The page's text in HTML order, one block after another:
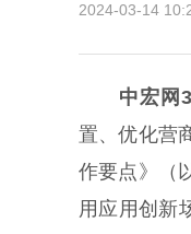
2024-03-14
中宏网
置、优化营
作要点》（
用应用创新